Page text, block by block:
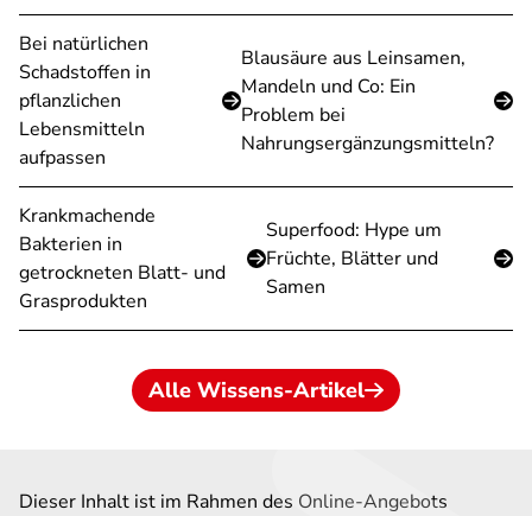
Bei natürlichen
Schadstoffen in
pflanzlichen
Lebensmitteln
aufpassen
Blausäure aus Leinsamen,
Mandeln und Co: Ein
Problem bei
Nahrungsergänzungsmitteln?
Krankmachende
Bakterien in
getrockneten Blatt- und
Grasprodukten
Superfood: Hype um
Früchte, Blätter und
Samen
Alle Wissens-Artikel
Dieser Inhalt ist im Rahmen des Online-Angebots